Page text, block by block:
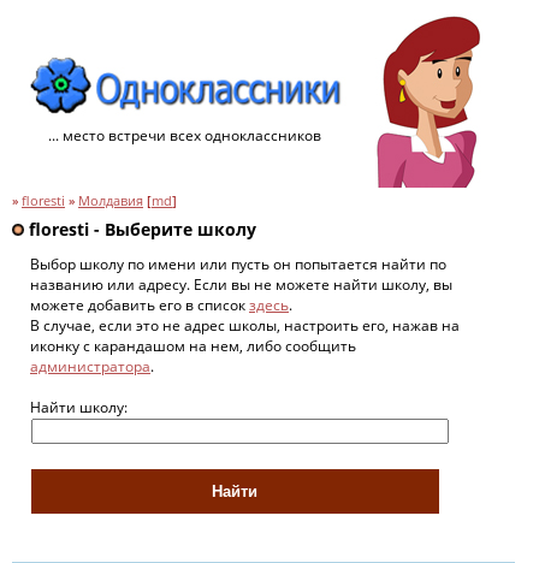
... место встречи всех одноклассников
» floresti » Молдавия [md]
floresti - Выберите школу
Выбор школу по имени или пусть он попытается найти по
названию или адресу. Если вы не можете найти школу, вы
можете добавить его в списокздесь.
В случае, если это не адрес школы, настроить его, нажав на
иконку с карандашом на нем, либо сообщить
администратора.
Найти школу: